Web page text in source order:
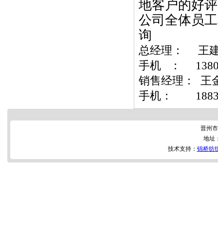
地客户的好
公司全体员
询
总经理：
手机 ：
销售经理： 王
手机：
晋州
地址
技术支持： 锦桥纺